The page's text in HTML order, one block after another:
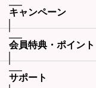
キャンペーン
会員特典・ポイント
サポート